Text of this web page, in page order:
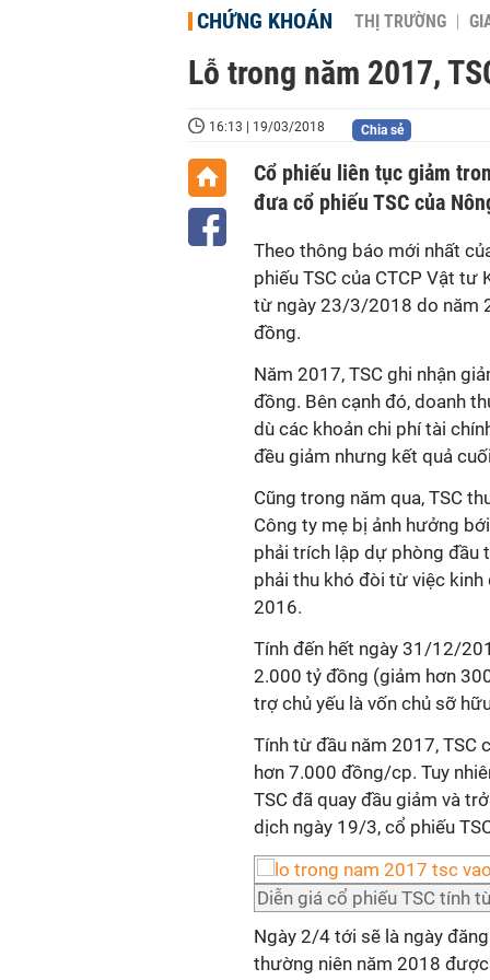
CHỨNG KHOÁN THỊ TRƯỜNG
Lỗ trong năm 2017,
16:13 | 19/03/2018 Chia sẻ
Cổ phiếu liên tục giảm
đưa cổ phiếu TSC của
Theo thông báo mới nhất
phiếu TSC của CTCP Vật tư
từ ngày 23/3/2018 do năm
đồng.
Năm 2017, TSC ghi nhận
đồng. Bên cạnh đó, doanh
dù các khoản chi phí tài
đều giảm nhưng kết quả
Cũng trong năm qua, TSC
Công ty mẹ bị ảnh hưởng
phải trích lập dự phòng đầu
phải thu khó đòi từ việc
2016.
Tính đến hết ngày 31/12/
2.000 tỷ đồng (giảm hơn
trợ chủ yếu là vốn chủ sỡ
Tính từ đầu năm 2017,
hơn 7.000 đồng/cp. Tuy
TSC đã quay đầu giảm và
dịch ngày 19/3, cổ phiếu
Diễn giá cổ phiếu TSC tính
Ngày 2/4 tới sẽ là ngày
thường niên năm 2018